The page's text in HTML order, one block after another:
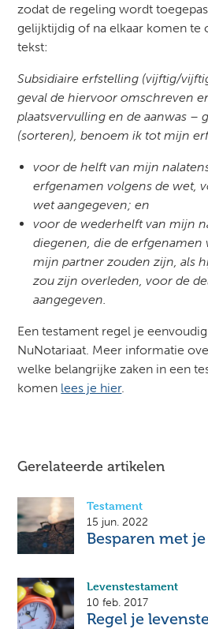
zodat de regeling wordt
gelijktijdig of na elkaar komen te
tekst:
Subsidiaire erfstelling (vijftig/
geval de hiervoor omschreven
plaatsvervulling en de aanwas –
(sorteren), benoem ik tot mijn
voor de helft van mijn
erfgenamen volgens de wet,
wet aangegeven; en
voor de wederhelft van mijn
diegenen, die de erfgenamen
mijn partner zouden zijn, als
zou zijn overleden, voor de
aangegeven.
Een testament regel je
NuNotariaat. Meer informatie
welke belangrijke zaken in een
komen lees je hier.
Gerelateerde artikelen
Testament
15 jun. 2022
Besparen met
Levenstestament
10 feb. 2017
Regel je